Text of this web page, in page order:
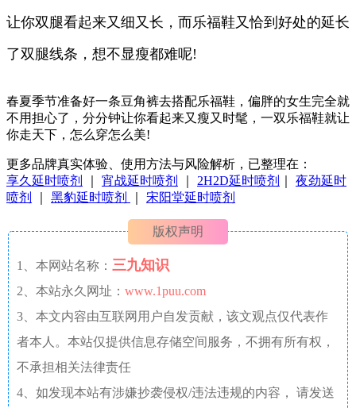
让你双腿看起来又细又长，而乐福鞋又恰到好处的延长
了双腿线条，想不显瘦都难呢!
春夏季节准备好一条豆角裤去搭配乐福鞋，偏胖的女生完全就
不用担心了，分分钟让你看起来又瘦又时髦，一双乐福鞋就让
你走天下，怎么穿怎么美!
更多品牌真实体验、使用方法与风险解析，已整理在：
享久延时喷剂
宵战延时喷剂 2H2D延时喷剂
夜劲延时
喷剂
黑豹延时喷剂 宋阳堂延时喷剂
版权声明
1、本网站名称： 三九知识
2、本站永久网址： www.1puu.com
3、本文内容由互联网用户自发贡献，该文观点仅代表作
者本人。本站仅提供信息存储空间服务，不拥有所有权，
不承担相关法律责任
4、如发现本站有涉嫌抄袭侵权/违法违规的内容， 请发送